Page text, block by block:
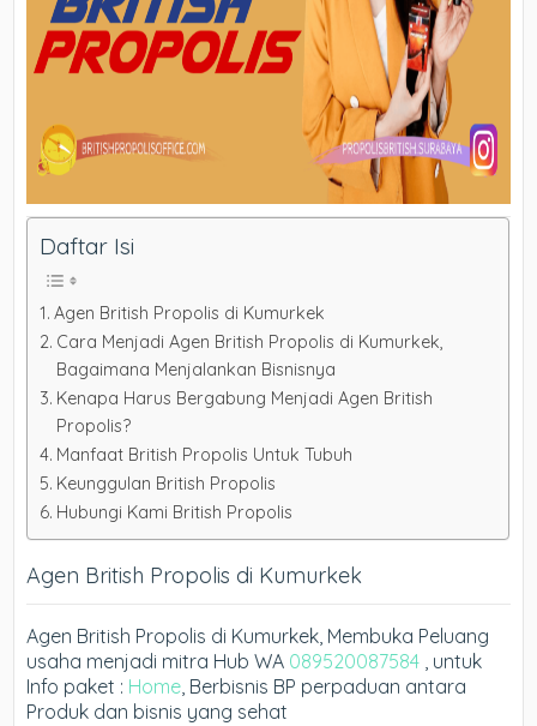
Daftar Isi
Agen British Propolis di Kumurkek
Cara Menjadi Agen British Propolis di Kumurkek,
Bagaimana Menjalankan Bisnisnya
Kenapa Harus Bergabung Menjadi Agen British
Propolis?
Manfaat British Propolis Untuk Tubuh
Keunggulan British Propolis
Hubungi Kami British Propolis
Agen British Propolis di Kumurkek
Agen British Propolis di Kumurkek, Membuka Peluang
usaha menjadi mitra Hub WA 089520087584 , untuk
Info paket : Home, Berbisnis BP perpaduan antara
Produk dan bisnis yang sehat